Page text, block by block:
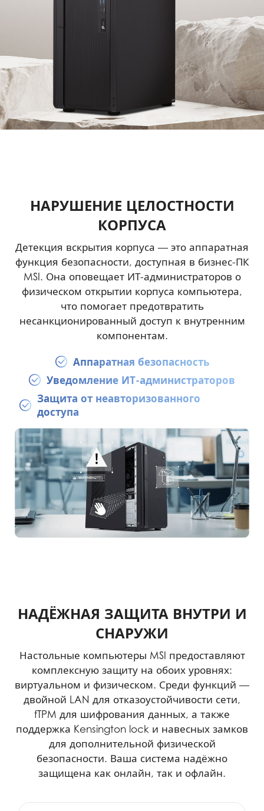
НАРУШЕНИЕ ЦЕЛОСТНОСТИ
КОРПУСА
Детекция вскрытия корпуса — это аппаратная
функция безопасности, доступная в бизнес-ПК
MSI. Она оповещает ИТ-администраторов о
физическом открытии корпуса компьютера,
что помогает предотвратить
несанкционированный доступ к внутренним
компонентам.
Аппаратная безопасность
Уведомление ИТ-администраторов
Защита от неавторизованного
доступа
НАДЁЖНАЯ ЗАЩИТА ВНУТРИ И
СНАРУЖИ
Настольные компьютеры MSI предоставляют
комплексную защиту на обоих уровнях:
виртуальном и физическом. Среди функций —
двойной LAN для отказоустойчивости сети,
fTPM для шифрования данных, а также
поддержка Kensington lock и навесных замков
для дополнительной физической
безопасности. Ваша система надёжно
защищена как онлайн, так и офлайн.